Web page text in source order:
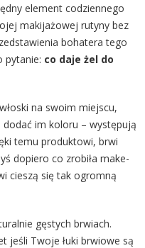
element codziennego
makijażowej rutyny bez
bohatera tego
pytanie: co daje żel do
na swoim miejscu,
im koloru – występują
temu produktowi, brwi
dopiero co zrobiła make-
cieszą się tak ogromną
gęstych brwiach.
jeśli Twoje łuki brwiowe są